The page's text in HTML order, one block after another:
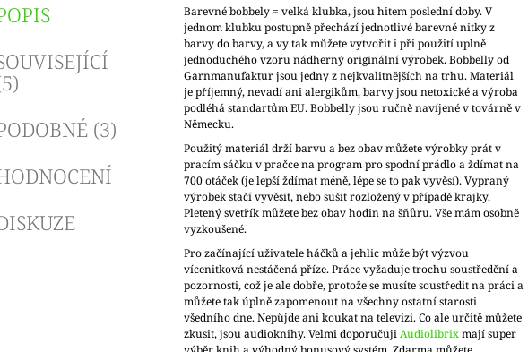
(3)
Barevné bobbely = velká klubka, jsou hitem poslední doby. V
jednom klubku postupně přechází jednotlivé barevné nitky z
barvy do barvy, a vy tak můžete vytvořit i při použití uplně
jednoduchého vzoru nádherný originální výrobek. Bobbelly od
Garnmanufaktur jsou jedny z nejkvalitnějších na trhu. Materiál
je příjemný, nevadí ani alergikům, barvy jsou netoxické a výroba
podléhá standartům EU. Bobbelly jsou ručně navíjené v továrně v
Německu.
Použitý materiál drží barvu a bez obav můžete výrobky prát v
pracím sáčku v pračce na program pro spodní prádlo a ždímat na
700 otáček (je lepší ždímat méně, lépe se to pak vyvěsí). Vypraný
výrobek stačí vyvěsit, nebo sušit rozložený v případě krajky,
Pletený svetřík můžete bez obav hodin na šňůru. Vše mám osobně
vyzkoušené.
Pro začínající uživatele háčků a jehlic může být výzvou
vícenitková nestáčená příze. Práce vyžaduje trochu soustředění a
pozornosti, což je ale dobře, protože se musíte soustředit na práci a
můžete tak úplně zapomenout na všechny ostatní starosti
všedního dne. Nepůjde ani koukat na televizi. Co ale určitě můžete
zkusit, jsou audioknihy. Velmi doporučujiAudiolibrixmají super